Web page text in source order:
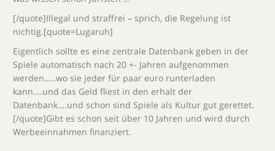
[/quote]Illegal und straffrei – sprich, die Regelung ist
nichtig.[quote=Lugaruh]
Eigentlich sollte es eine zentrale Datenbank geben in der
Spiele automatisch nach 20 +- Jahren aufgenommen
werden…..wo sie jeder für paar euro runterladen
kann….und das Geld fliest in den erhalt der
Datenbank….und schon sind Spiele als Kultur gut gerettet.
[/quote]Gibt es schon seit über 10 Jahren und wird durch
Werbeeinnahmen finanziert.